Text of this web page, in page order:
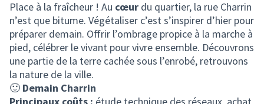
Place à la fraîcheur ! Au cœur du quartier, la rue Charrin
n’est que bitume. Végétaliser c’est s’inspirer d’hier pour
préparer demain. Offrir l’ombrage propice à la marche à
pied, célébrer le vivant pour vivre ensemble. Découvrons
une partie de la terre cachée sous l’enrobé, retrouvons
la nature de la ville.
🙂 Demain Charrin